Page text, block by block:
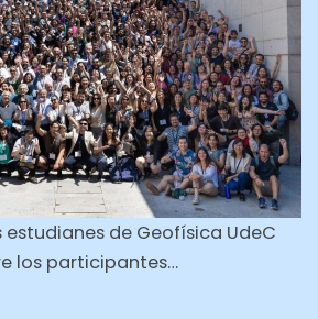
estudianes de Geofísica UdeC
los participantes…